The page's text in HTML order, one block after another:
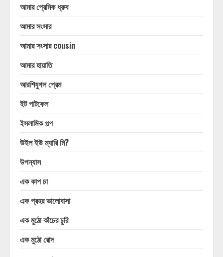
আমার প্রেমিক ধ্রুব
আমার সংসার
আমার সংসার cousin
আমার হায়াতি
আরশিযুগল প্রেম
ইট পাটকেল
ইসলামিক গল্প
উইল ইউ ম্যারি মি?
উপন্যাস
এক কাপ চা
এক প্রহর ভালোবাসা
এক মুঠো কাঁচের চুরি
এক মুঠো রোদ